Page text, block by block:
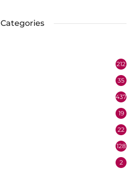
Categories
212
35
437
19
22
128
2